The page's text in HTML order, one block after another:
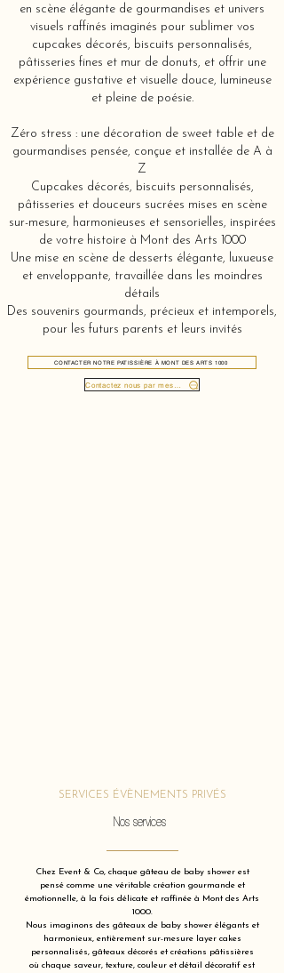
en scène élégante de gourmandises et univers
visuels raffinés imaginés pour sublimer vos
cupcakes décorés, biscuits personnalisés,
pâtisseries fines et mur de donuts, et offrir une
expérience gustative et visuelle douce, lumineuse
et pleine de poésie.
Zéro stress : une décoration de sweet table et de
gourmandises pensée, conçue et installée de A à
Z
Cupcakes décorés, biscuits personnalisés,
pâtisseries et douceurs sucrées mises en scène
sur-mesure, harmonieuses et sensorielles, inspirées
de votre histoire à Mont des Arts 1000
Une mise en scène de desserts élégante, luxueuse
et enveloppante, travaillée dans les moindres
détails
Des souvenirs gourmands, précieux et intemporels,
pour les futurs parents et leurs invités
CONTACTER NOTRE PATISSIÈRE À MONT DES ARTS 1000
SERVICES ÉVÈNEMENTS PRIVÉS
Nos services
Chez Event & Co, chaque gâteau de baby shower est
pensé comme une véritable création gourmande et
émotionnelle, à la fois délicate et raffinée à Mont des Arts
1000.
Nous imaginons des gâteaux de baby shower élégants et
harmonieux, entièrement sur-mesure layer cakes
personnalisés, gâteaux décorés et créations pâtissières
où chaque saveur, texture, couleur et détail décoratif est